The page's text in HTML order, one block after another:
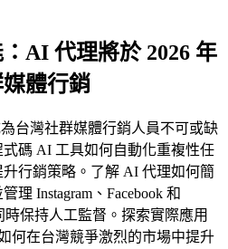
AI 代理將於 2026 年
體行銷
台灣社群媒體行銷人員不可或缺
碼 AI 工具如何自動化重複性任
行銷策略。了解 AI 代理如何簡
理 Instagram、Facebook 和
保持人工監督。探索實際應用
何在台灣競爭激烈的市場中提升